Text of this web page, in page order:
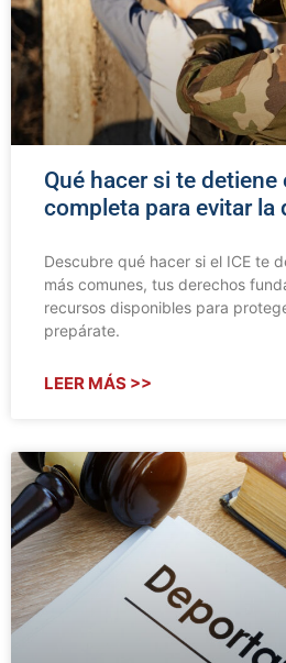
Qué hacer si te detiene
completa para evitar la
Descubre qué hacer si el ICE te
más comunes, tus derechos
recursos disponibles para
prepárate.
LEER MÁS >>